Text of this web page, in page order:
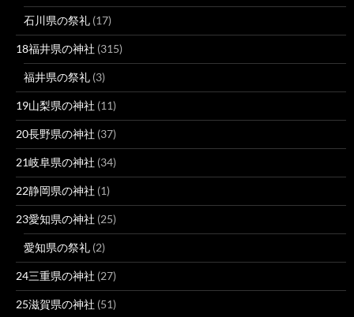
石川県の祭礼 (17)
18福井県の神社 (315)
福井県の祭礼 (3)
19山梨県の神社 (11)
20長野県の神社 (37)
21岐阜県の神社 (34)
22静岡県の神社 (1)
23愛知県の神社 (25)
愛知県の祭礼 (2)
24三重県の神社 (27)
25滋賀県の神社 (51)